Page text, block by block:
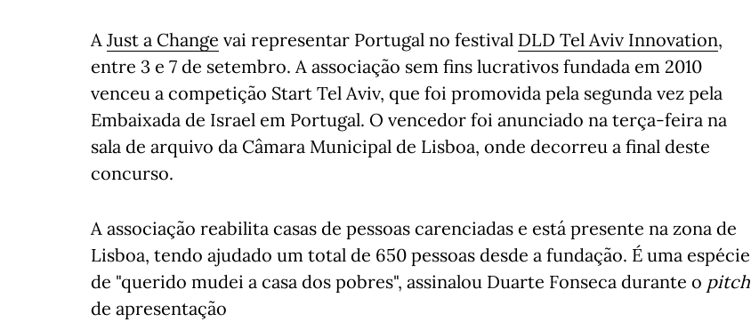
A Just a Change vai representar Portugal no festival DLD Tel Aviv Innovation,
entre 3 e 7 de setembro. A associação sem fins lucrativos fundada em 2010
venceu a competição Start Tel Aviv, que foi promovida pela segunda vez pela
Embaixada de Israel em Portugal. O vencedor foi anunciado na terça-feira na
sala de arquivo da Câmara Municipal de Lisboa, onde decorreu a final deste
concurso.
A associação reabilita casas de pessoas carenciadas e está presente na zona de
Lisboa, tendo ajudado um total de 650 pessoas desde a fundação. É uma espécie
de "querido mudei a casa dos pobres", assinalou Duarte Fonseca durante o pitch
de apresentação